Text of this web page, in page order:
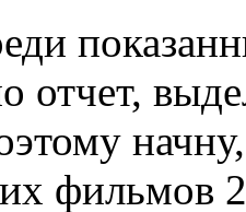
отчет,
фильмов